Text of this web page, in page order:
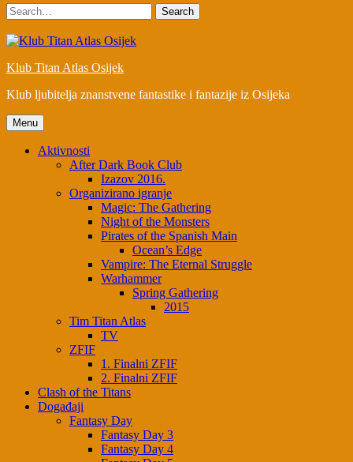
Search
Klub Titan Atlas Osijek
Klub ljubitelja znanstvene fantastike i fantazije iz Osijeka
Menu
Aktivnosti
After Dark Book Club
Izazov 2016.
Organizirano igranje
Magic: The Gathering
Night of the Monsters
Pirates of the Spanish Main
Ocean’s Edge
Vampire: The Eternal Struggle
Warhammer
Spring Gathering
2015
Tim Titan Atlas
TV
ZFIF
1. Finalni ZFIF
2. Finalni ZFIF
Clash of the Titans
Događaji
Fantasy Day
Fantasy Day 3
Fantasy Day 4